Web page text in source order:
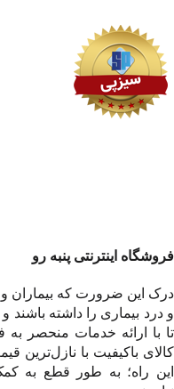
فروشگاه اینترنتی پنبه رو
درک این ضرورت که بیماران و
و درد بیماری را داشته باشند
تا با ارائه خدمات منحصر
کالای باکیفیت با نازل‌ترین
این راه؛ به طور قطع به